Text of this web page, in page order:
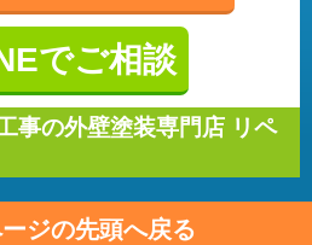
でご相談
事の外壁塗装専門店 リペ
ジの先頭へ戻る